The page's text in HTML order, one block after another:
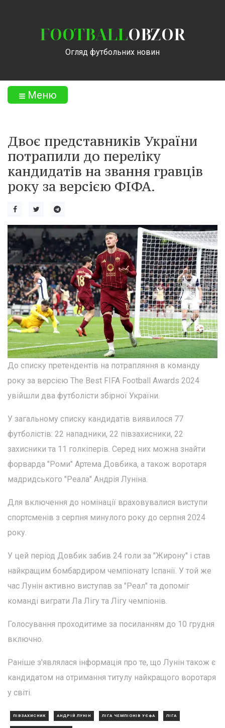
FOOTBALLOBZOR
Огляд футбольних новин
Меню
Двоє представників України
потрапили до переліку
кандидатів на звання гравців
року за версією ФІФА.
До списку претендентів на потрапляння в команду
року за версією The Best FIFA Football Awards 2024
увійшли два футболісти збірної України.
У загальному списку кандидатів виявилося 77
футболістів: 22 нападники, 22 півзахисники, 22
захисники та 11 голкіперів. Серед них можна знайти
форварда "Роми" Артема Довбика, а також воротаря
мадридського "Реала" Андрія Луніна.
Для включення до номінації враховувалися виступи
спортсменів з серпня минулого року до серпня 2024
року.
У цей період Довбик забив 24 голи за "Жирону" і став
найкращим бомбардиром чемпіонату Іспанії. У той же
час Лунін активно виступав за "Реал" та допоміг
команді виграти Ла Лігу та Лігу чемпіонів.
Голосування проходитиме за посиланням до 10 грудня
включно.
Раніше з'являлася інформація про те, що Лунін також є
кандидатом на отримання титулу найкращого воротаря
у світі.
ПІВЗАХИСНИК АНДРІЙ ЛУНІН ЛІГА ЧЕМПІОНІВ УЄФА ЛІГА